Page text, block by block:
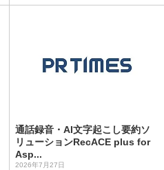
通話録音・AI文字起こし要約ソ
リューションRecACE plus for
Asp...
2026年7月27日